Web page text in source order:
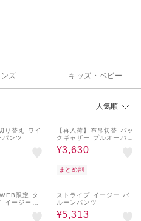
品をお受け取りになってから1
ンズ キッズ・ベビー
人気順
り替え ワイ
パンツ
おすすめ
【再入荷】布帛切替 バッ
クギャザー プルオーバー
Tシャツ
¥3,630
まとめ割
限定 タ
イージーパ
おすすめ
ストライプ イージー バ
ルーンパンツ
¥5,313